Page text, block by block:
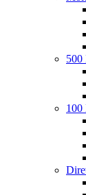
500
100